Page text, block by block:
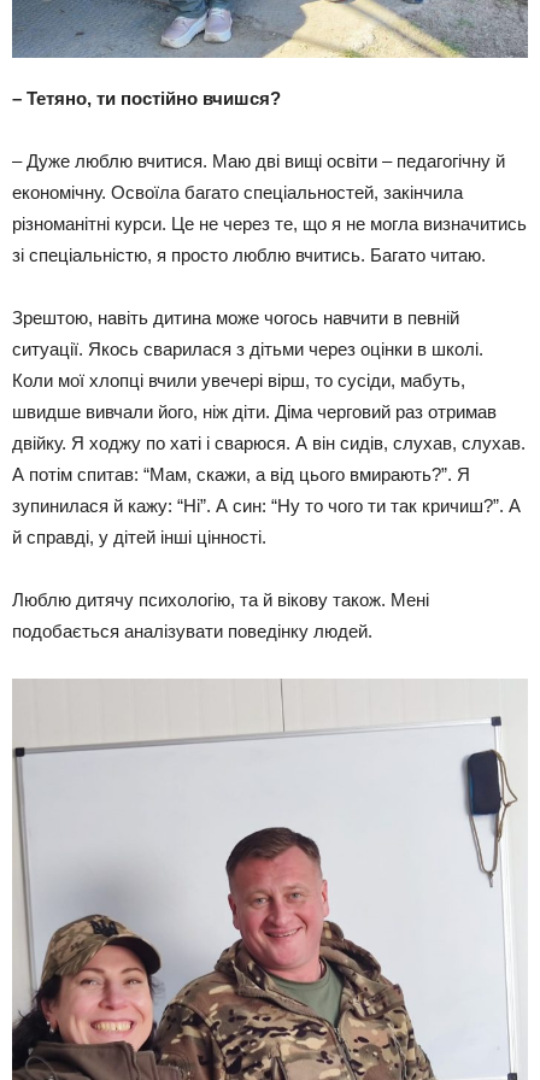
– Тетяно, ти постійно вчишся?
– Дуже люблю вчитися. Маю дві вищі освіти – педагогічну й
економічну. Освоїла багато спеціальностей, закінчила
різноманітні курси. Це не через те, що я не могла визначитись
зі спеціальністю, я просто люблю вчитись. Багато читаю.
Зрештою, навіть дитина може чогось навчити в певній
ситуації. Якось сварилася з дітьми через оцінки в школі.
Коли мої хлопці вчили увечері вірш, то сусіди, мабуть,
швидше вивчали його, ніж діти. Діма черговий раз отримав
двійку. Я ходжу по хаті і сварюся. А він сидів, слухав, слухав.
А потім спитав: “Мам, скажи, а від цього вмирають?”. Я
зупинилася й кажу: “Ні”. А син: “Ну то чого ти так кричиш?”. А
й справді, у дітей інші цінності.
Люблю дитячу психологію, та й вікову також. Мені
подобається аналізувати поведінку людей.